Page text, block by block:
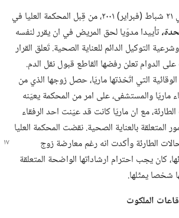
كان القرار الذي صدر في ٢١ شباط (‏فبراير)‏ ٢٠٠١،‏ من قِبل المحكمة العليا في
تأييدا مدوّيا لحق المريض في ان يقرر لنفسه
التوكيل الدائم للعناية الصحية.‏ تَعلق القرار
على الدوام تعلن رفضها القاطع قبول نقل الدم.‏
التي اتّخذتها ماريّا،‏ حصل زوجها الذي من
ماريّا والمستشفى،‏ على امر من المحكمة يعيّنه
مع ان ماريّا كانت قد عيّنت احد الرفقاء
المتعلقة بالعناية الصحية.‏ نقضت المحكمة العليا
الطارئة وأكدت انه رغم معارضة زوج
كان يجب احترام ارشاداتها الواضحة المتعلقة
شخصا يمثّلها.‏
الملكوت